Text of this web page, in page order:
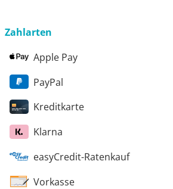
aus Mitteln des Europäischen Sozialfonds Plus und
Zahlarten
Apple Pay
PayPal
Kreditkarte
Klarna
easyCredit-Ratenkauf
Vorkasse